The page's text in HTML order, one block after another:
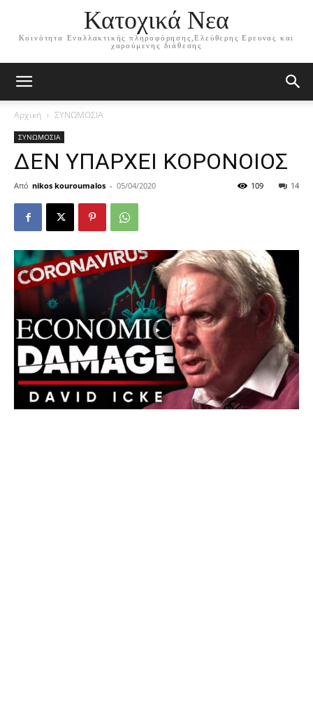
Κατοχικά Νεα
Κοινότητα Εναλλακτικής πληροφόρησης,Ελεύθερης Ερευνας και
χαρούμενης διάθεσης
Αρχική ΣΥΝΩΜΟΣΙΑ
ΣΥΝΩΜΟΣΙΑ
ΔΕΝ ΥΠΑΡΧΕΙ ΚΟΡΟΝΟΙΟΣ
Από nikos kouroumalos - 05/04/2020 14
109